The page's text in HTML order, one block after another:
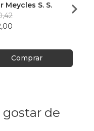
Meycles S. S.
Comprar
R$
de